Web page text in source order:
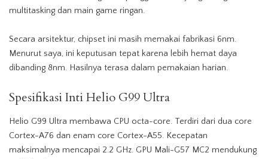
multitasking dan main game ringan.
Secara arsitektur, chipset ini masih memakai fabrikasi 6nm.
Menurut saya, ini keputusan tepat karena lebih hemat daya
dibanding 8nm. Hasilnya terasa dalam pemakaian harian.
Spesifikasi Inti Helio G99 Ultra
Helio G99 Ultra membawa CPU octa-core. Terdiri dari dua core
Cortex-A76 dan enam core Cortex-A55. Kecepatan
maksimalnya mencapai 2.2 GHz. GPU Mali-G57 MC2 mendukung